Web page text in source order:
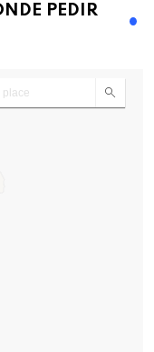
PEDIR